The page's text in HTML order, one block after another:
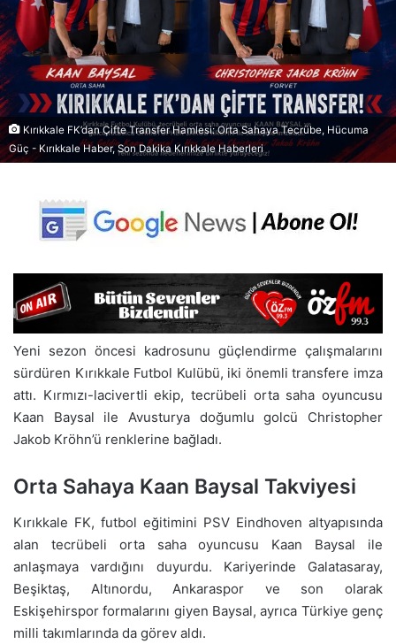
Kırıkkale FK’dan Çifte Transfer Hamlesi: Orta Sahaya Tecrübe, Hücuma
Güç - Kırıkkale Haber, Son Dakika Kırıkkale Haberleri
Yeni sezon öncesi kadrosunu güçlendirme çalışmalarını
sürdüren Kırıkkale Futbol Kulübü, iki önemli transfere imza
attı. Kırmızı-lacivertli ekip, tecrübeli orta saha oyuncusu
Kaan Baysal ile Avusturya doğumlu golcü Christopher
Jakob Kröhn’ü renklerine bağladı.
Orta Sahaya Kaan Baysal Takviyesi
Kırıkkale FK, futbol eğitimini PSV Eindhoven altyapısında
alan tecrübeli orta saha oyuncusu Kaan Baysal ile
anlaşmaya vardığını duyurdu. Kariyerinde Galatasaray,
Beşiktaş, Altınordu, Ankaraspor ve son olarak
Eskişehirspor formalarını giyen Baysal, ayrıca Türkiye genç
milli takımlarında da görev aldı.